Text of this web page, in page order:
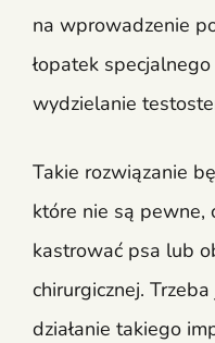
na wprowadzenie
łopatek
wydzielanie
Takie rozwiązanie
które nie są pewne,
kastrować psa lub
chirurgicznej.
działanie takiego